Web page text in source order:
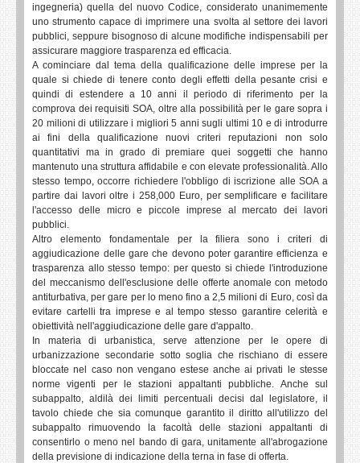
ingegneria) quella del nuovo Codice, considerato unanimemente
uno strumento capace di imprimere una svolta al settore dei lavori
pubblici, seppure bisognoso di alcune modifiche indispensabili per
assicurare maggiore trasparenza ed efficacia.
A cominciare dal tema della qualificazione delle imprese per la
quale si chiede di tenere conto degli effetti della pesante crisi e
quindi di estendere a 10 anni il periodo di riferimento per la
comprova dei requisiti SOA, oltre alla possibilità per le gare sopra i
20 milioni di utilizzare i migliori 5 anni sugli ultimi 10 e di introdurre
ai fini della qualificazione nuovi criteri reputazioni non solo
quantitativi ma in grado di premiare quei soggetti che hanno
mantenuto una struttura affidabile e con elevate professionalità. Allo
stesso tempo, occorre richiedere l'obbligo di iscrizione alle SOA a
partire dai lavori oltre i 258,000 Euro, per semplificare e facilitare
l'accesso delle micro e piccole imprese al mercato dei lavori
pubblici.
Altro elemento fondamentale per la filiera sono i criteri di
aggiudicazione delle gare che devono poter garantire efficienza e
trasparenza allo stesso tempo: per questo si chiede l'introduzione
del meccanismo dell'esclusione delle offerte anomale con metodo
antiturbativa, per gare per lo meno fino a 2,5 milioni di Euro, così da
evitare cartelli tra imprese e al tempo stesso garantire celerità e
obiettività nell'aggiudicazione delle gare d'appalto.
In materia di urbanistica, serve attenzione per le opere di
urbanizzazione secondarie sotto soglia che rischiano di essere
bloccate nel caso non vengano estese anche ai privati le stesse
norme vigenti per le stazioni appaltanti pubbliche. Anche sul
subappalto, aldilà dei limiti percentuali decisi dal legislatore, il
tavolo chiede che sia comunque garantito il diritto all'utilizzo del
subappalto rimuovendo la facoltà delle stazioni appaltanti di
consentirlo o meno nel bando di gara, unitamente all'abrogazione
della previsione di indicazione della terna in fase di offerta.